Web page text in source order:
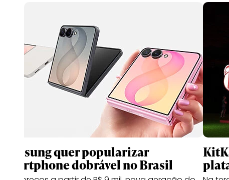
Samsung quer popularizar
smartphone dobrável no Brasil